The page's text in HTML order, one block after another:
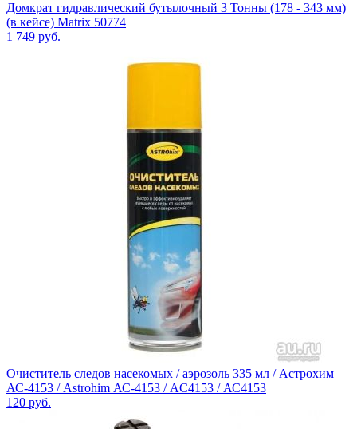
Домкрат гидравлический бутылочный 3 Тонны (178 - 343 мм)
(в кейсе) Matrix 50774
1 749 руб.
Очиститель следов насекомых / аэрозоль 335 мл / Астрохим
АС-4153 / Astrohim АС-4153 / AC4153 / АС4153
120 руб.